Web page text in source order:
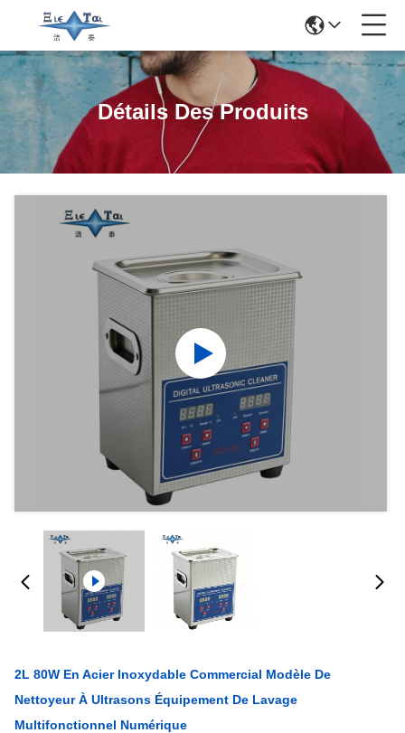
Détails Des Produits
2L 80W En Acier Inoxydable Commercial Modèle De
Nettoyeur À Ultrasons Équipement De Lavage
Multifonctionnel Numérique